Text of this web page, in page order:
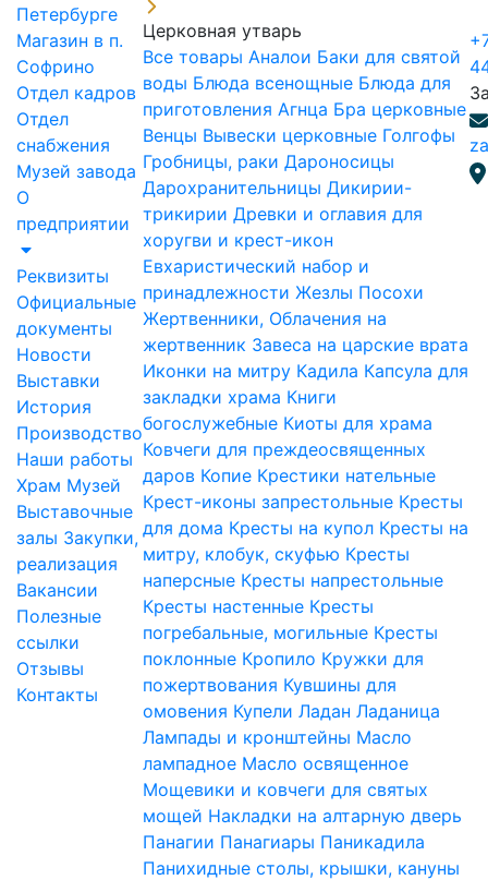
Петербурге
Магазин в п.
Софрино
Отдел кадров
Отдел
снабжения
Музей завода
О
предприятии
Реквизиты
Официальные
документы
Новости
Выставки
История
Производство
Наши работы
Храм Музей
Выставочные
залы Закупки,
реализация
Вакансии
Полезные
ссылки
Отзывы
Контакты
Церковная утварь
Все товары Аналои Баки для святой
воды Блюда всенощные Блюда для
приготовления Агнца Бра церковные
Венцы Вывески церковные Голгофы
Гробницы, раки Дароносицы
Дарохранительницы Дикирии-
трикирии Древки и оглавия для
хоругви и крест-икон
Евхаристический набор и
принадлежности Жезлы Посохи
Жертвенники, Облачения на
жертвенник Завеса на царские врата
Иконки на митру Кадила Капсула для
закладки храма Книги
богослужебные Киоты для храма
Ковчеги для преждеосвященных
даров Копие Крестики нательные
Крест-иконы запрестольные Кресты
для дома Кресты на купол Кресты на
митру, клобук, скуфью Кресты
наперсные Кресты напрестольные
Кресты настенные Кресты
погребальные, могильные Кресты
поклонные Кропило Кружки для
пожертвования Кувшины для
омовения Купели Ладан Ладаница
Лампады и кронштейны Масло
лампадное Масло освященное
Мощевики и ковчеги для святых
мощей Накладки на алтарную дверь
Панагии Панагиары Паникадила
Панихидные столы, крышки, кануны